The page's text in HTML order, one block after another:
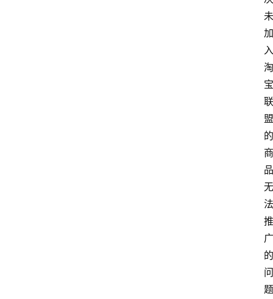
未
加
入
淘
宝
联
盟
的
商
品
无
法
推
广
的
问
题